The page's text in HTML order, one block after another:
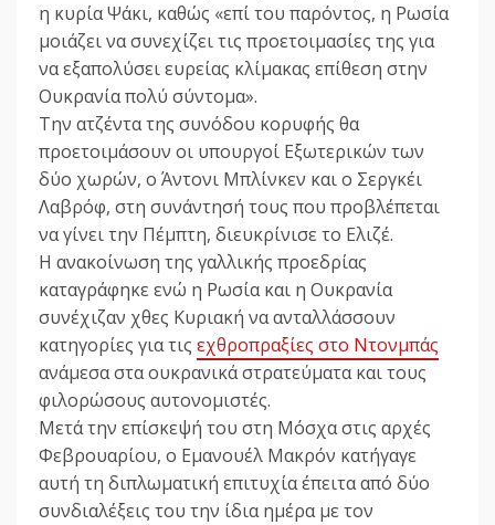
η κυρία Ψάκι, καθώς «επί του παρόντος, η Ρωσία
μοιάζει να συνεχίζει τις προετοιμασίες της για
να εξαπολύσει ευρείας κλίμακας επίθεση στην
Ουκρανία πολύ σύντομα».
Την ατζέντα της συνόδου κορυφής θα
προετοιμάσουν οι υπουργοί Εξωτερικών των
δύο χωρών, ο Άντονι Μπλίνκεν και ο Σεργκέι
Λαβρόφ, στη συνάντησή τους που προβλέπεται
να γίνει την Πέμπτη, διευκρίνισε το Ελιζέ.
Η ανακοίνωση της γαλλικής προεδρίας
καταγράφηκε ενώ η Ρωσία και η Ουκρανία
συνέχιζαν χθες Κυριακή να ανταλλάσσουν
κατηγορίες για τις εχθροπραξίες στο Ντονμπάς
ανάμεσα στα ουκρανικά στρατεύματα και τους
φιλορώσους αυτονομιστές.
Μετά την επίσκεψή του στη Μόσχα στις αρχές
Φεβρουαρίου, ο Εμανουέλ Μακρόν κατήγαγε
αυτή τη διπλωματική επιτυχία έπειτα από δύο
συνδιαλέξεις του την ίδια ημέρα με τον